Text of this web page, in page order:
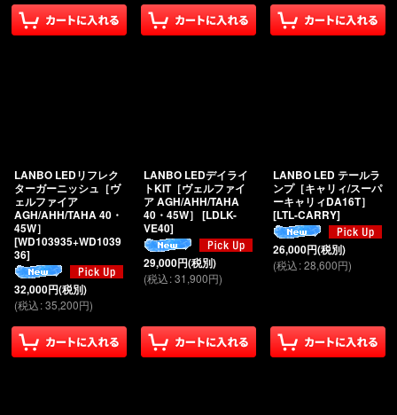
LANBO LEDリフレク
ターガーニッシュ［ヴ
ェルファイア
AGH/AHH/TAHA 40・
45W］
[WD103935+WD1039
36]
32,000円(税別)
(税込:35,200円)
LANBO LEDデイライ
トKIT［ヴェルファイ
ア AGH/AHH/TAHA
40・45W］ [LDLK-
VE40]
29,000円(税別)
(税込:31,900円)
LANBO LED テールラ
ンプ［キャリィ/スーパ
ーキャリィDA16T］
[LTL-CARRY]
26,000円(税別)
(税込:28,600円)